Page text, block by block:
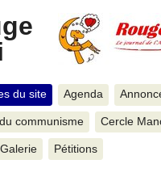
du site Agenda
communisme Cercle
Galerie Pétitions